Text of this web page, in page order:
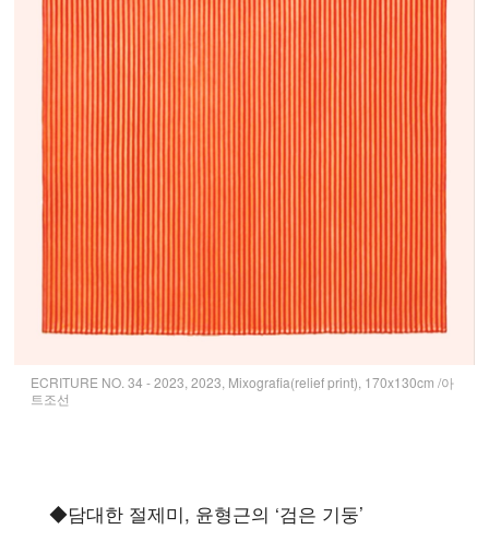
ECRITURE NO. 34 - 2023, 2023, Mixografia(relief print), 170x130cm /아
트조선
◆담대한 절제미, 윤형근의 ‘검은 기둥’